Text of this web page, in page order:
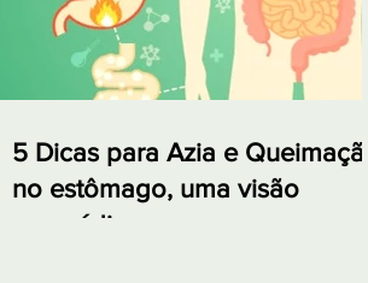
5 Dicas para Azia e Queimação
no estômago, uma visão
ayurvédica